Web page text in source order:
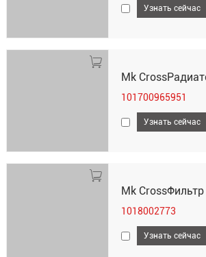
Узнать сейчас
101700965951
Узнать сейчас
1018002773
Узнать сейчас